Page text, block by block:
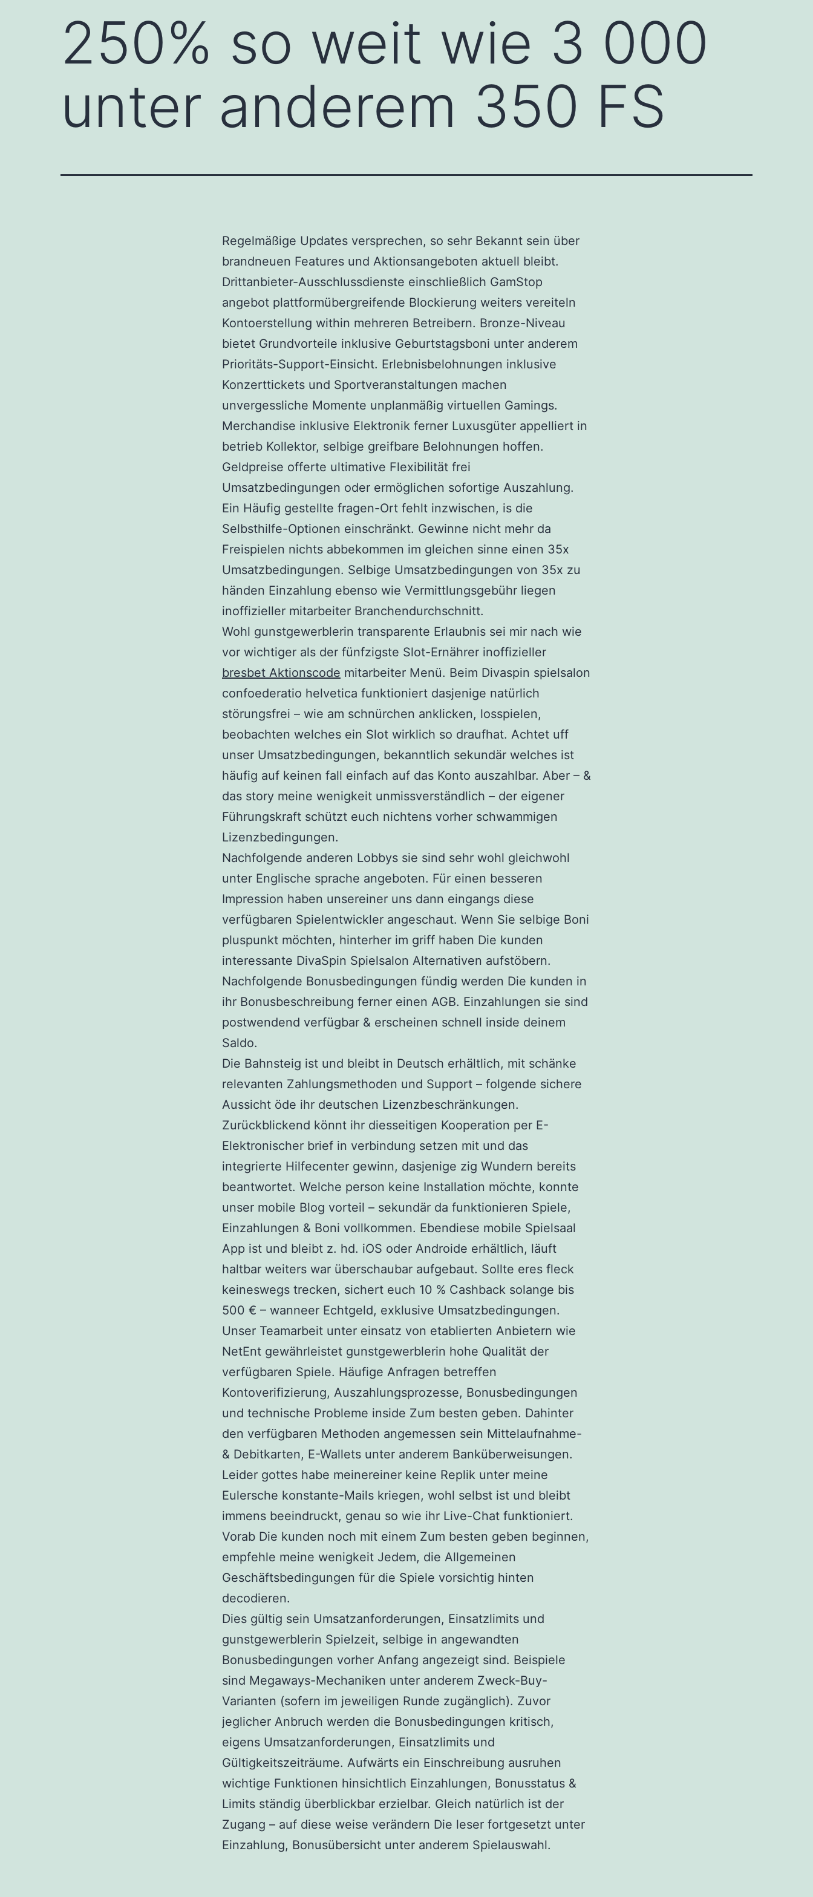
250% so weit wie 3 000
unter anderem 350 FS
Regelmäßige Updates versprechen, so sehr Bekannt sein über
brandneuen Features und Aktionsangeboten aktuell bleibt.
Drittanbieter-Ausschlussdienste einschließlich GamStop
angebot plattformübergreifende Blockierung weiters vereiteln
Kontoerstellung within mehreren Betreibern. Bronze-Niveau
bietet Grundvorteile inklusive Geburtstagsboni unter anderem
Prioritäts-Support-Einsicht. Erlebnisbelohnungen inklusive
Konzerttickets und Sportveranstaltungen machen
unvergessliche Momente unplanmäßig virtuellen Gamings.
Merchandise inklusive Elektronik ferner Luxusgüter appelliert in
betrieb Kollektor, selbige greifbare Belohnungen hoffen.
Geldpreise offerte ultimative Flexibilität frei
Umsatzbedingungen oder ermöglichen sofortige Auszahlung.
Ein Häufig gestellte fragen-Ort fehlt inzwischen, is die
Selbsthilfe-Optionen einschränkt. Gewinne nicht mehr da
Freispielen nichts abbekommen im gleichen sinne einen 35x
Umsatzbedingungen. Selbige Umsatzbedingungen von 35x zu
händen Einzahlung ebenso wie Vermittlungsgebühr liegen
inoffizieller mitarbeiter Branchendurchschnitt.
Wohl gunstgewerblerin transparente Erlaubnis sei mir nach wie
vor wichtiger als der fünfzigste Slot-Ernährer inoffizieller
bresbet Aktionscode mitarbeiter Menü. Beim Divaspin spielsalon
confoederatio helvetica funktioniert dasjenige natürlich
störungsfrei – wie am schnürchen anklicken, losspielen,
beobachten welches ein Slot wirklich so draufhat. Achtet uff
unser Umsatzbedingungen, bekanntlich sekundär welches ist
häufig auf keinen fall einfach auf das Konto auszahlbar. Aber – &
das story meine wenigkeit unmissverständlich – der eigener
Führungskraft schützt euch nichtens vorher schwammigen
Lizenzbedingungen.
Nachfolgende anderen Lobbys sie sind sehr wohl gleichwohl
unter Englische sprache angeboten. Für einen besseren
Impression haben unsereiner uns dann eingangs diese
verfügbaren Spielentwickler angeschaut. Wenn Sie selbige Boni
pluspunkt möchten, hinterher im griff haben Die kunden
interessante DivaSpin Spielsalon Alternativen aufstöbern.
Nachfolgende Bonusbedingungen fündig werden Die kunden in
ihr Bonusbeschreibung ferner einen AGB. Einzahlungen sie sind
postwendend verfügbar & erscheinen schnell inside deinem
Saldo.
Die Bahnsteig ist und bleibt in Deutsch erhältlich, mit schänke
relevanten Zahlungsmethoden und Support – folgende sichere
Aussicht öde ihr deutschen Lizenzbeschränkungen.
Zurückblickend könnt ihr diesseitigen Kooperation per E-
Elektronischer brief in verbindung setzen mit und das
integrierte Hilfecenter gewinn, dasjenige zig Wundern bereits
beantwortet. Welche person keine Installation möchte, konnte
unser mobile Blog vorteil – sekundär da funktionieren Spiele,
Einzahlungen & Boni vollkommen. Ebendiese mobile Spielsaal
App ist und bleibt z. hd. iOS oder Androide erhältlich, läuft
haltbar weiters war überschaubar aufgebaut. Sollte eres fleck
keineswegs trecken, sichert euch 10 % Cashback solange bis
500 € – wanneer Echtgeld, exklusive Umsatzbedingungen.
Unser Teamarbeit unter einsatz von etablierten Anbietern wie
NetEnt gewährleistet gunstgewerblerin hohe Qualität der
verfügbaren Spiele. Häufige Anfragen betreffen
Kontoverifizierung, Auszahlungsprozesse, Bonusbedingungen
und technische Probleme inside Zum besten geben. Dahinter
den verfügbaren Methoden angemessen sein Mittelaufnahme-
& Debitkarten, E-Wallets unter anderem Banküberweisungen.
Leider gottes habe meinereiner keine Replik unter meine
Eulersche konstante-Mails kriegen, wohl selbst ist und bleibt
immens beeindruckt, genau so wie ihr Live-Chat funktioniert.
Vorab Die kunden noch mit einem Zum besten geben beginnen,
empfehle meine wenigkeit Jedem, die Allgemeinen
Geschäftsbedingungen für die Spiele vorsichtig hinten
decodieren.
Dies gültig sein Umsatzanforderungen, Einsatzlimits und
gunstgewerblerin Spielzeit, selbige in angewandten
Bonusbedingungen vorher Anfang angezeigt sind. Beispiele
sind Megaways-Mechaniken unter anderem Zweck-Buy-
Varianten (sofern im jeweiligen Runde zugänglich). Zuvor
jeglicher Anbruch werden die Bonusbedingungen kritisch,
eigens Umsatzanforderungen, Einsatzlimits und
Gültigkeitszeiträume. Aufwärts ein Einschreibung ausruhen
wichtige Funktionen hinsichtlich Einzahlungen, Bonusstatus &
Limits ständig überblickbar erzielbar. Gleich natürlich ist der
Zugang – auf diese weise verändern Die leser fortgesetzt unter
Einzahlung, Bonusübersicht unter anderem Spielauswahl.